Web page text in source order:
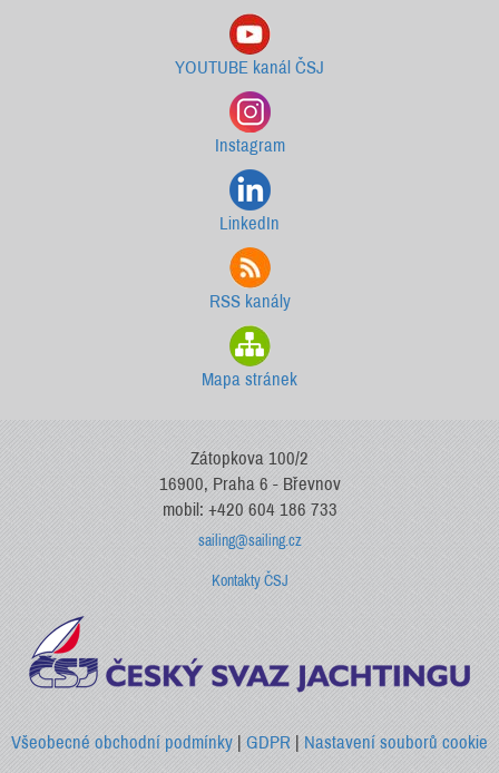
YOUTUBE kanál ČSJ
Instagram
LinkedIn
RSS kanály
Mapa stránek
Zátopkova 100/2
16900, Praha 6 - Břevnov
mobil: +420 604 186 733
sailing@sailing.cz
Kontakty ČSJ
Všeobecné obchodní podmínky| GDPR |Nastavení souborů cookie